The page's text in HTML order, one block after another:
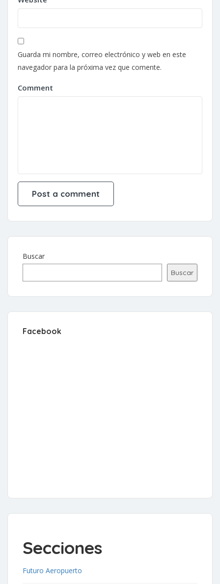
Guarda mi nombre, correo electrónico y web en este
navegador para la próxima vez que comente.
Comment
Buscar
Buscar
Facebook
Secciones
Futuro Aeropuerto